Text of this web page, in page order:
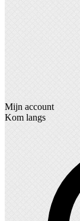
Mijn account
Kom langs